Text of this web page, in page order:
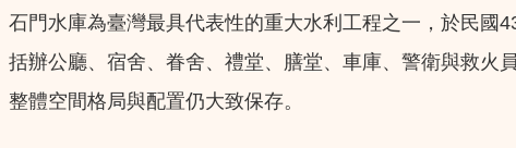
石門水庫為臺灣最具代表性的重大水利工程之一，於民國
括辦公廳、宿舍、眷舍、禮堂、膳堂、車庫、警衛與救火
整體空間格局與配置仍大致保存。